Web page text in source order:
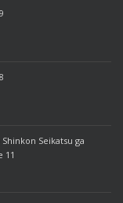
Seikatsu ga
11